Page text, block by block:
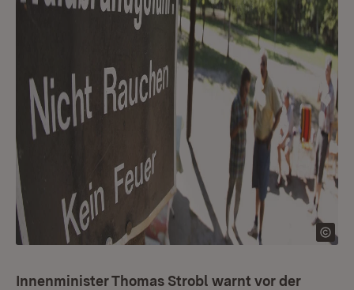
Innenminister Thomas Strobl warnt vor der